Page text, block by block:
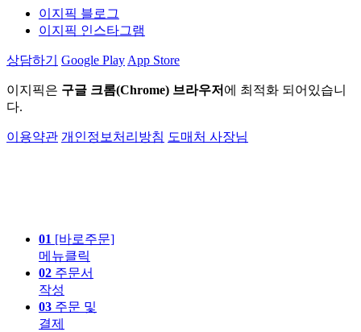
이지픽 블로그
이지픽 인스타그램
상담하기 Google Play App Store
이지픽은 구글 크롬(Chrome) 브라우저 에 최적화 되어있습니
다.
이용약관 개인정보처리방침 도매처 사장님
01 [바로주문]
메뉴클릭
02 주문서
작성
03 주문 및
결제